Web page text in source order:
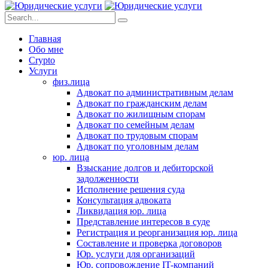
Главная
Обо мне
Crypto
Услуги
физ.лица
Адвокат по административным делам
Адвокат по гражданским делам
Адвокат по жилищным спорам
Адвокат по семейным делам
Адвокат по трудовым спорам
Адвокат по уголовным делам
юр. лица
Взыскание долгов и дебиторской
задолженности
Исполнение решения суда
Консультация адвоката
Ликвидация юр. лица
Представление интересов в суде
Регистрация и реорганизация юр. лица
Составление и проверка договоров
Юр. услуги для организаций
Юр. сопровождение IT-компаний